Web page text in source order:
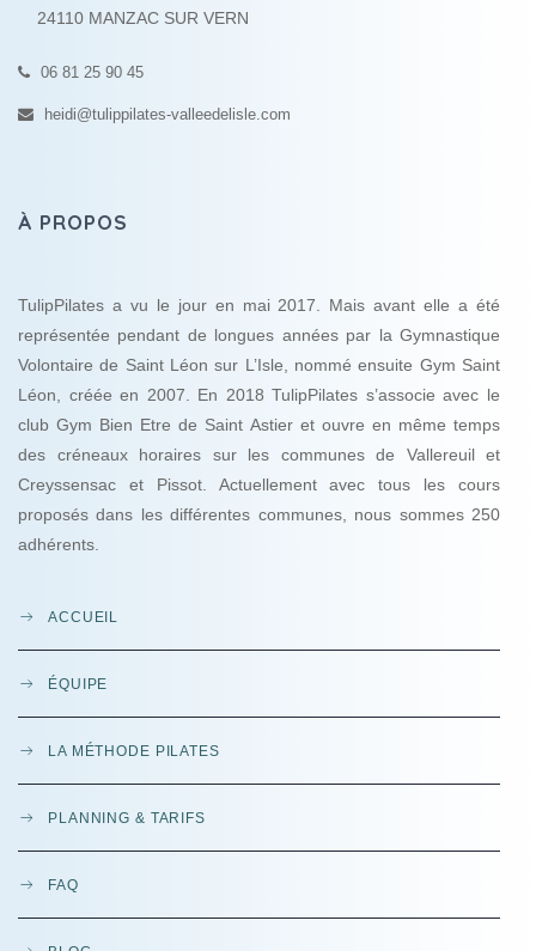
24110 MANZAC SUR VERN
06 81 25 90 45
heidi@tulippilates-valleedelisle.com
À PROPOS
TulipPilates a vu le jour en mai 2017. Mais avant elle a été
représentée pendant de longues années par la Gymnastique
Volontaire de Saint Léon sur L’Isle, nommé ensuite Gym Saint
Léon, créée en 2007. En 2018 TulipPilates s’associe avec le
club Gym Bien Etre de Saint Astier et ouvre en même temps
des créneaux horaires sur les communes de Vallereuil et
Creyssensac et Pissot. Actuellement avec tous les cours
proposés dans les différentes communes, nous sommes 250
adhérents.
ACCUEIL
ÉQUIPE
LA MÉTHODE PILATES
PLANNING & TARIFS
FAQ